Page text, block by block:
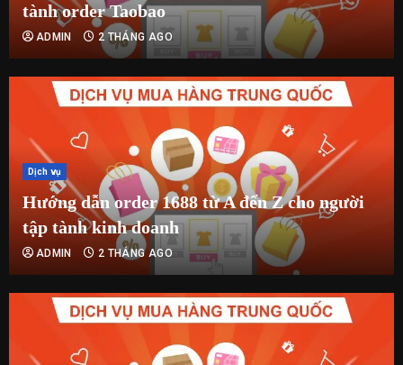
tành order Taobao
ADMIN 2 THÁNG AGO
Dịch vụ
Hướng dẫn order 1688 từ A đến Z cho người
tập tành kinh doanh
ADMIN 2 THÁNG AGO